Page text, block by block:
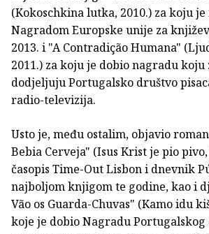
(Kokoschkina lutka, 2010.) za koju
Nagradom Europske unije za
2013. i "A Contradição Humana"
2011.) za koju je dobio nagradu koju
dodjeljuju Portugalsko društvo
radio-televizija.
Usto je, među ostalim, objavio
Bebia Cerveja" (Isus Krist je pio
časopis Time-Out Lisbon i dnevnik
najboljom knjigom te godine, kao i
Vão os Guarda-Chuvas" (Kamo idu
koje je dobio Nagradu Portugalskog